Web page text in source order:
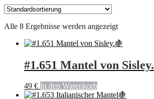
Alle 8 Ergebnisse werden angezeigt
#1.651 Mantel von Sisley.
49 € In den Warenkorb